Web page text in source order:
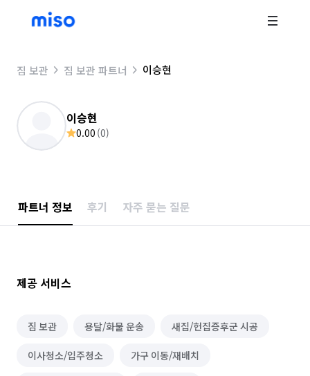
짐 보관 짐 보관 파트너 이승현
이승현
0.00 (0)
파트너 정보 후기 자주 묻는 질문
제공 서비스
짐 보관 용달/화물 운송 새집/헌집증후군 시공
이사청소/입주청소 가구 이동/재배치